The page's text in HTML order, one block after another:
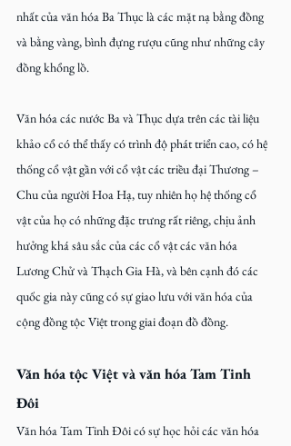
nhất của văn hóa Ba Thục là các mặt nạ bằng đồng
và bằng vàng, bình đựng rượu cũng như những cây
đồng khổng lồ.
Văn hóa các nước Ba và Thục dựa trên các tài liệu
khảo cổ có thể thấy có trình độ phát triển cao, có hệ
thống cổ vật gần với cổ vật các triều đại Thương –
Chu của người Hoa Hạ, tuy nhiên họ hệ thống cổ
vật của họ có những đặc trưng rất riêng, chịu ảnh
hưởng khá sâu sắc của các cổ vật các văn hóa
Lương Chử và Thạch Gia Hà, và bên cạnh đó các
quốc gia này cũng có sự giao lưu với văn hóa của
cộng đồng tộc Việt trong giai đoạn đồ đồng.
Văn hóa tộc Việt và văn hóa Tam Tinh
Đôi
Văn hóa Tam Tinh Đôi có sự học hỏi các văn hóa